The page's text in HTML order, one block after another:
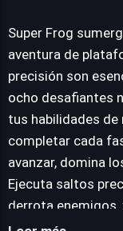
Super Frog
aventura de
precisión son
ocho desafiantes
tus habilidades de
completar cada
avanzar, domina
Ejecuta saltos
derrota
ubicados. Las